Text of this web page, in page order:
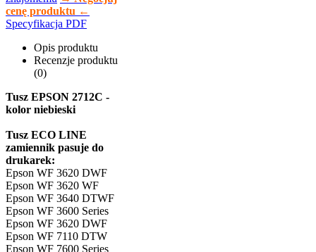
cenę produktu ←
Specyfikacja PDF
Opis produktu
Recenzje produktu
(0)
Tusz EPSON 2712C -
kolor niebieski
Tusz ECO LINE
zamiennik pasuje do
drukarek:
Epson WF 3620 DWF
Epson WF 3620 WF
Epson WF 3640 DTWF
Epson WF 3600 Series
Epson WF 3620 DWF
Epson WF 7110 DTW
Epson WF 7600 Series